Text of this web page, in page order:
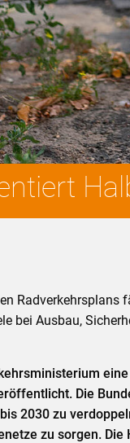
Radverkehrsplans
bei Ausbau,
Die
2030 zu
zu sorgen.